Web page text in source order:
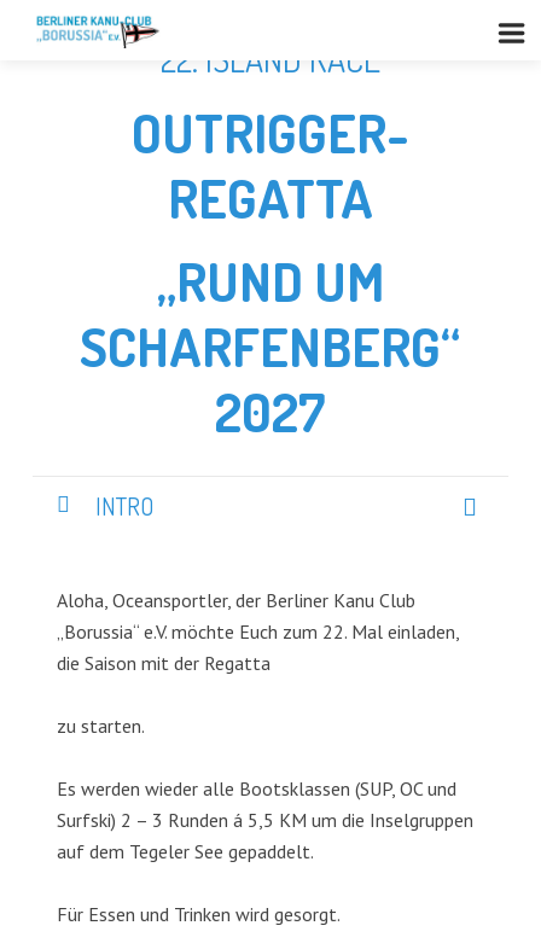
22. ISLAND RACE
OUTRIGGER-
REGATTA
„RUND UM
SCHARFENBERG“
2027
INTRO
Aloha, Oceansportler, der Berliner Kanu Club
„Borussia“ e.V. möchte Euch zum 22. Mal einladen,
die Saison mit der Regatta
zu starten.
Es werden wieder alle Bootsklassen (SUP, OC und
Surfski) 2 – 3 Runden á 5,5 KM um die Inselgruppen
auf dem Tegeler See gepaddelt.
Für Essen und Trinken wird gesorgt.